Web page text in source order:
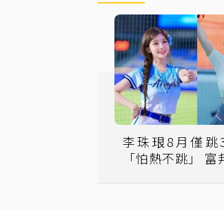
李珠珢8月僅跳
「怕熱不跳」